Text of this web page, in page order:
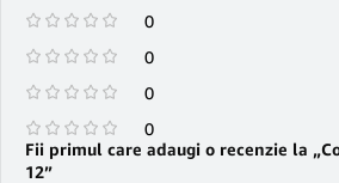
0
0
0
0
Fii primul care adaugi o recenzie la
12”